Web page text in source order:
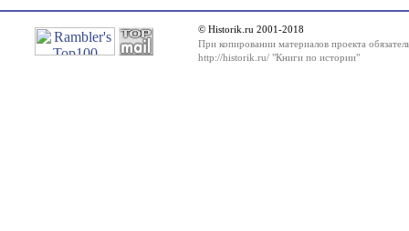
© Historik.ru 2001-2018
При копировании материалов проекта
http://historik.ru/ "Книги по истории"